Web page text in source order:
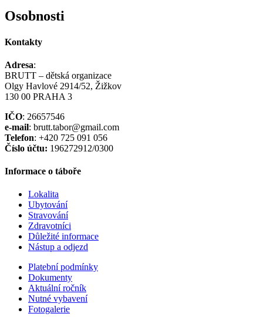
Osobnosti
Kontakty
Adresa:
BRUTT – dětská organizace
Olgy Havlové 2914/52, Žižkov
130 00 PRAHA 3
IČO: 26657546
e-mail: brutt.tabor@gmail.com
Telefon: +420 725 091 056
Číslo účtu: 196272912/0300
Informace o táboře
Lokalita
Ubytování
Stravování
Zdravotníci
Důležité informace
Nástup a odjezd
Platební podmínky
Dokumenty
Aktuální ročník
Nutné vybavení
Fotogalerie